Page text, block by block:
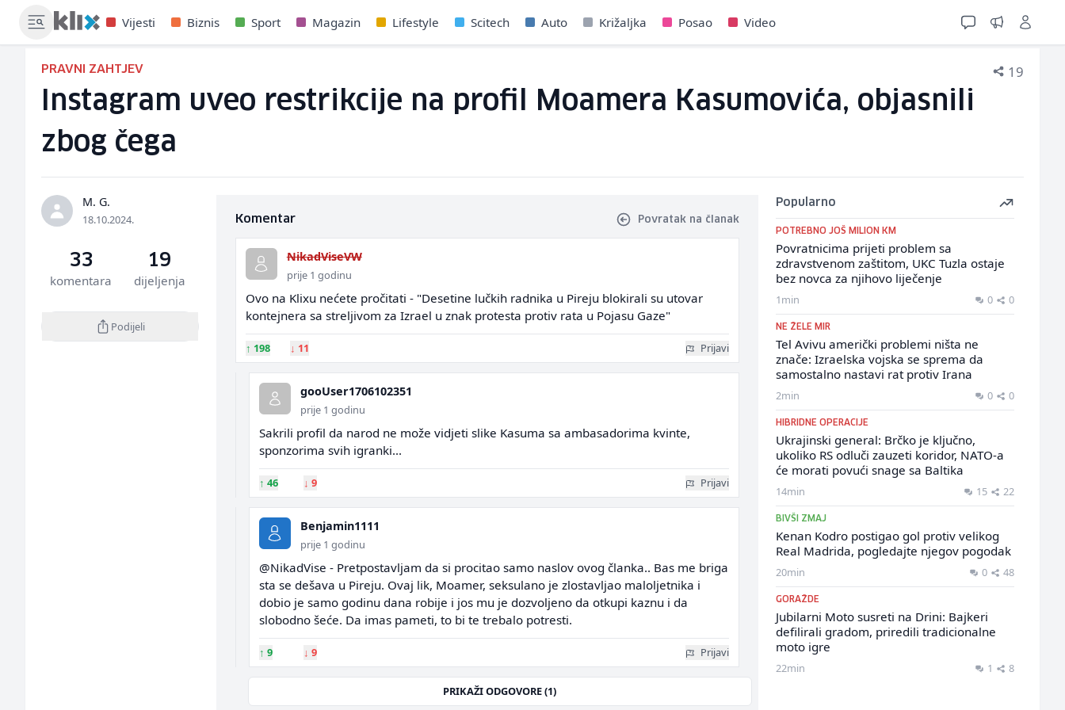
Vijesti Biznis Sport Magazin Lifestyle Scitech Auto Križaljka Posao Video
PRAVNI ZAHTJEV 19
Instagram uveo restrikcije na profil Moamera Kasumovića, objasnili
zbog čega
M. G.
18.10.2024.
33
komentara
19
dijeljenja
Podijeli
Komentar Povratak na članak
NikadViseVW
prije 1 godinu
Ovo na Klixu nećete pročitati - "Desetine lučkih radnika u Pireju blokirali su utovar
kontejnera sa streljivom za Izrael u znak protesta protiv rata u Pojasu Gaze"
↑ 198 ↓ 11 Prijavi
gooUser1706102351
prije 1 godinu
Sakrili profil da narod ne može vidjeti slike Kasuma sa ambasadorima kvinte,
sponzorima svih igranki...
↑ 46 ↓ 9 Prijavi
Benjamin1111
prije 1 godinu
@NikadVise - Pretpostavljam da si procitao samo naslov ovog članka.. Bas me briga
sta se dešava u Pireju. Ovaj lik, Moamer, seksulano je zlostavljao maloljetnika i
dobio je samo godinu dana robije i jos mu je dozvoljeno da otkupi kaznu i da
slobodno šeće. Da imas pameti, to bi te trebalo potresti.
↑ 9 ↓ 9 Prijavi
PRIKAŽI ODGOVORE (1)
Popularno
POTREBNO JOŠ MILION KM
Povratnicima prijeti problem sa
zdravstvenom zaštitom, UKC Tuzla ostaje
bez novca za njihovo liječenje
1min 0 0
NE ŽELE MIR
Tel Avivu američki problemi ništa ne
znače: Izraelska vojska se sprema da
samostalno nastavi rat protiv Irana
2min 0 0
HIBRIDNE OPERACIJE
Ukrajinski general: Brčko je ključno,
ukoliko RS odluči zauzeti koridor, NATO-a
će morati povući snage sa Baltika
14min 15 22
BIVŠI ZMAJ
Kenan Kodro postigao gol protiv velikog
Real Madrida, pogledajte njegov pogodak
20min 0 48
GORAŽDE
Jubilarni Moto susreti na Drini: Bajkeri
defilirali gradom, priredili tradicionalne
moto igre
22min 1 8